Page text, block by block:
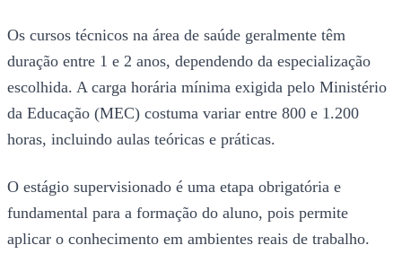
Os cursos técnicos na área de saúde geralmente têm
duração entre 1 e 2 anos, dependendo da especialização
escolhida. A carga horária mínima exigida pelo Ministério
da Educação (MEC) costuma variar entre 800 e 1.200
horas, incluindo aulas teóricas e práticas.
O estágio supervisionado é uma etapa obrigatória e
fundamental para a formação do aluno, pois permite
aplicar o conhecimento em ambientes reais de trabalho.